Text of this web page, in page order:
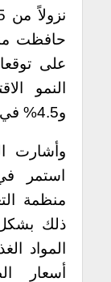
حافظت
على
و4.5% في عام 2025.
وأشارت
استمر
منظمة
ذلك
المواد
أسعار